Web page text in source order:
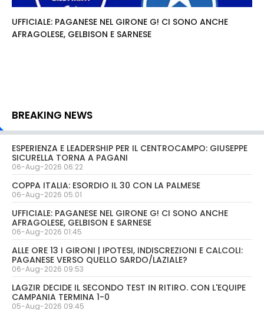
UFFICIALE: PAGANESE NEL GIRONE G! CI SONO ANCHE
AFRAGOLESE, GELBISON E SARNESE
BREAKING NEWS
ESPERIENZA E LEADERSHIP PER IL CENTROCAMPO: GIUSEPPE
SICURELLA TORNA A PAGANI
06-Aug-2026 06:22
COPPA ITALIA: ESORDIO IL 30 CON LA PALMESE
06-Aug-2026 05:01
UFFICIALE: PAGANESE NEL GIRONE G! CI SONO ANCHE
AFRAGOLESE, GELBISON E SARNESE
06-Aug-2026 01:45
ALLE ORE 13 I GIRONI | IPOTESI, INDISCREZIONI E CALCOLI:
PAGANESE VERSO QUELLO SARDO/LAZIALE?
06-Aug-2026 09:53
LAGZIR DECIDE IL SECONDO TEST IN RITIRO. CON L'EQUIPE
CAMPANIA TERMINA 1-0
05-Aug-2026 09:45